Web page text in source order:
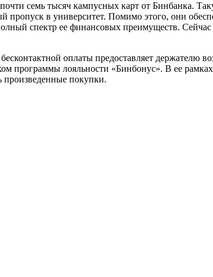
семь тысяч кампусных карт от Бинбанка.
в университет. Помимо этого, они
спектр ее финансовых преимуществ. Сейчас
оплаты предоставляет держателю
программы лояльности «Бинбонус». В ее
произведенные покупки.